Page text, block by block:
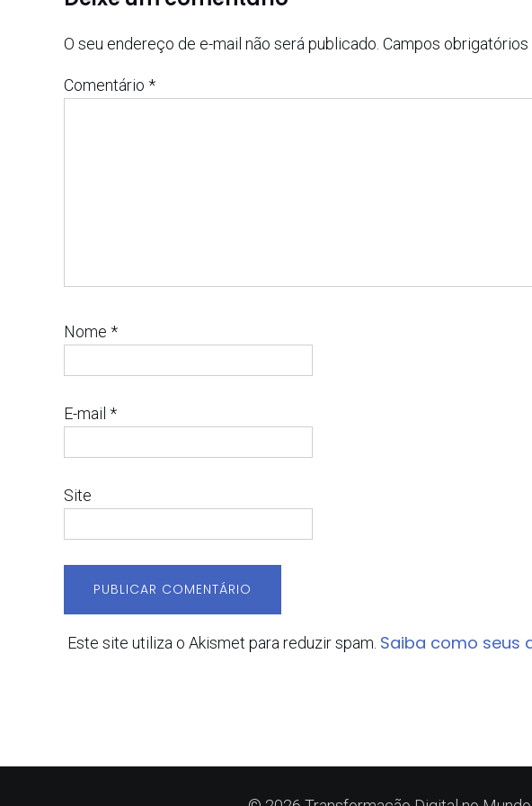
O seu endereço de e-mail não será publicado. Campos
Comentário *
Nome *
E-mail *
Site
Este site utiliza o Akismet para reduzir spam. Saiba como seus